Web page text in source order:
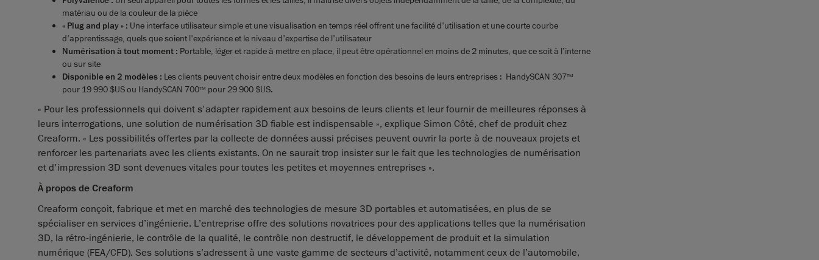
matériau ou de la couleur de la pièce
« Plug and play » : Une interface utilisateur simple et une visualisation en temps réel offrent une facilité d'utilisation et une courte courbe
d'apprentissage, quels que soient l'expérience et le niveau d'expertise de l'utilisateur
Numérisation à tout moment : Portable, léger et rapide à mettre en place, il peut être opérationnel en moins de 2 minutes, que ce soit à l’interne
ou sur site
Disponible en 2 modèles : Les clients peuvent choisir entre deux modèles en fonction des besoins de leurs entreprises : HandySCAN 307TM
pour 19 990 $US ou HandySCAN 700TM pour 29 900 $US.
« Pour les professionnels qui doivent s'adapter rapidement aux besoins de leurs clients et leur fournir de meilleures réponses à
leurs interrogations, une solution de numérisation 3D fiable est indispensable », explique Simon Côté, chef de produit chez
Creaform. « Les possibilités offertes par la collecte de données aussi précises peuvent ouvrir la porte à de nouveaux projets et
renforcer les partenariats avec les clients existants. On ne saurait trop insister sur le fait que les technologies de numérisation
et d'impression 3D sont devenues vitales pour toutes les petites et moyennes entreprises ».
À propos de Creaform
Creaform conçoit, fabrique et met en marché des technologies de mesure 3D portables et automatisées, en plus de se
spécialiser en services d’ingénierie. L’entreprise offre des solutions novatrices pour des applications telles que la numérisation
3D, la rétro-ingénierie, le contrôle de la qualité, le contrôle non destructif, le développement de produit et la simulation
numérique (FEA/CFD). Ses solutions s’adressent à une vaste gamme de secteurs d’activité, notamment ceux de l’automobile,